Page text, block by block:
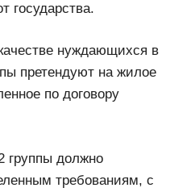
государства.
нуждающихся в
претендуют на жилое
по договору
группы должно
требованиям, с